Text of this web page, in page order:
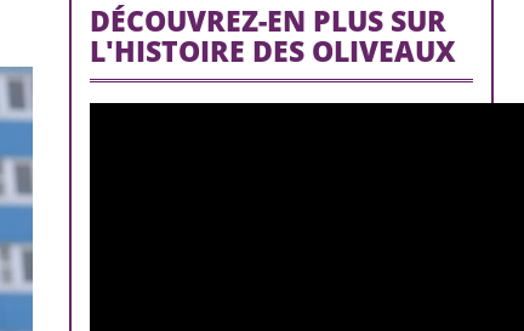
DÉCOUVREZ-EN PLUS SUR
L'HISTOIRE DES OLIVEAUX